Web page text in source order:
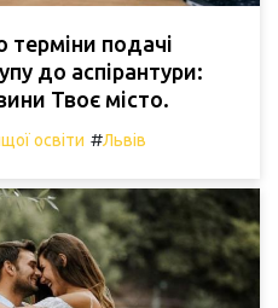
терміни подачі
до аспірантури:
Твоє місто.
освіти #Львів